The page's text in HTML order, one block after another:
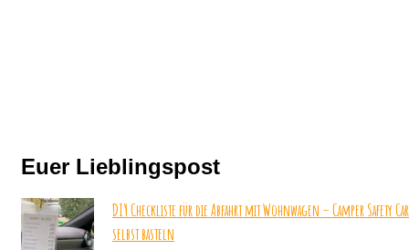
Euer Lieblingspost
DIY Checkliste für die Abfahrt mit Wohnwagen – Camper Safety
selbst basteln